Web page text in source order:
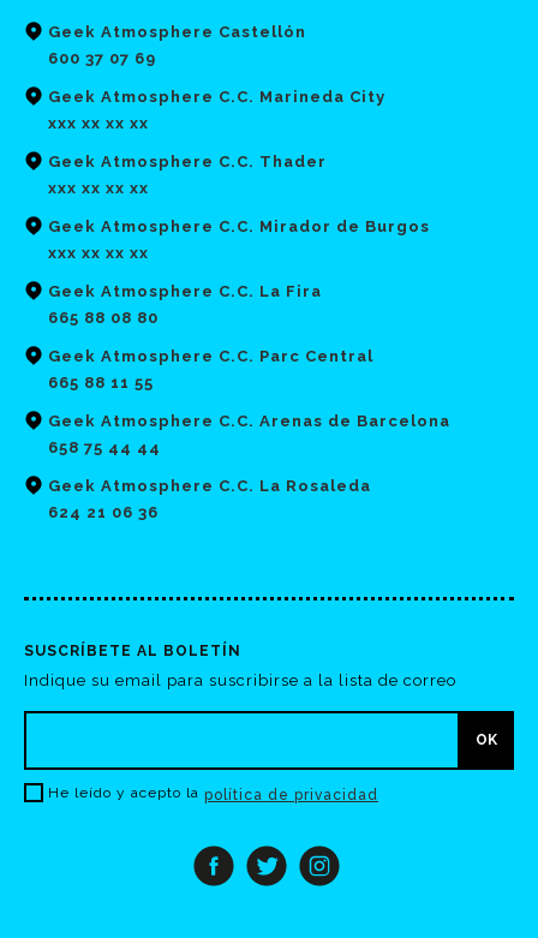
Geek Atmosphere Castellón
600 37 07 69
Geek Atmosphere C.C. Marineda City
xxx xx xx xx
Geek Atmosphere C.C. Thader
xxx xx xx xx
Geek Atmosphere C.C. Mirador de Burgos
xxx xx xx xx
Geek Atmosphere C.C. La Fira
665 88 08 80
Geek Atmosphere C.C. Parc Central
665 88 11 55
Geek Atmosphere C.C. Arenas de Barcelona
658 75 44 44
Geek Atmosphere C.C. La Rosaleda
624 21 06 36
SUSCRÍBETE AL BOLETÍN
Indique su email para suscribirse a la lista de correo
He leído y acepto la política de privacidad